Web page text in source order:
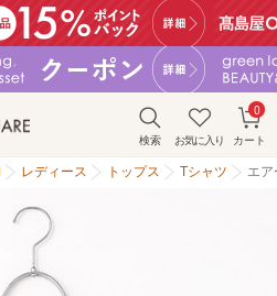
検索 お気に入り カート
0
レディース トップス Tシャツ エ